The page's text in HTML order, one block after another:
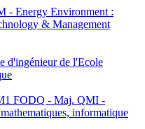
- Energy Environment :
& Management
d'ingénieur de l'Ecole
FODQ - Maj. QMI -
informatique